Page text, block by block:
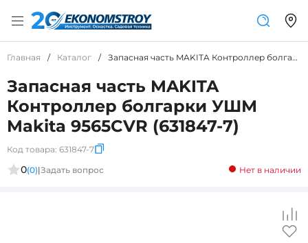
Главная / Каталог / Запасная часть MAKITA Контроллер болгарки УШМ Makita 9565CVR (631847-7)
Запасная часть MAKITA
Контроллер болгарки УШМ
Makita 9565CVR (631847-7)
Код товара: 631847-7
0(0)|Задать вопрос Нет в наличии